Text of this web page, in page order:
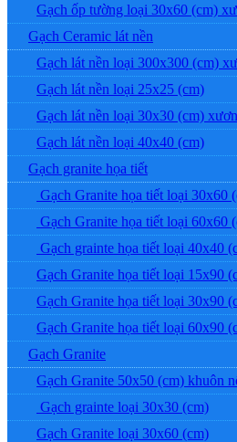
Gạch ốp tường loại 30x60 (cm)
Gạch Ceramic lát nền
Gạch lát nền loại 300x300 (cm)
Gạch lát nền loại 25x25 (cm)
Gạch lát nền loại 30x30 (cm)
Gạch lát nền loại 40x40 (cm)
Gạch granite họa tiết
Gạch Granite họa tiết loại 30x60
Gạch Granite họa tiết loại 60x60
Gạch grainte họa tiết loại 40x40
Gạch Granite họa tiết loại 15x90
Gạch Granite họa tiết loại 30x90
Gạch Granite họa tiết loại 60x90
Gạch Granite
Gạch Granite 50x50 (cm) khuôn
Gạch grainte loại 30x30 (cm)
Gạch Granite loại 30x60 (cm)